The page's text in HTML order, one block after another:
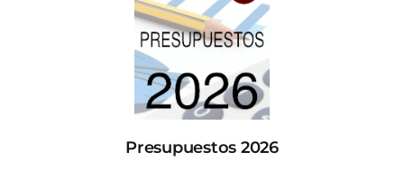
Presupuestos 2026